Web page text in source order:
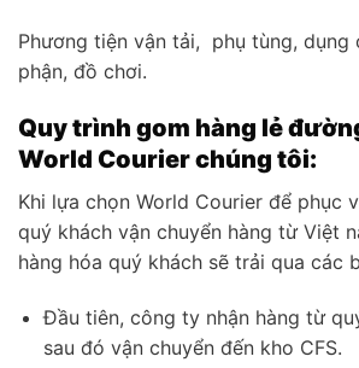
Phương tiện vận tải, phụ tùng, dụng
phận, đồ chơi.
Quy trình gom hàng lẻ
World Courier chúng tôi:
Khi lựa chọn World Courier để phục
quý khách vận chuyển hàng từ Việt
hàng hóa quý khách sẽ trải qua các
Đầu tiên, công ty nhận hàng từ
sau đó vận chuyển đến kho CFS.